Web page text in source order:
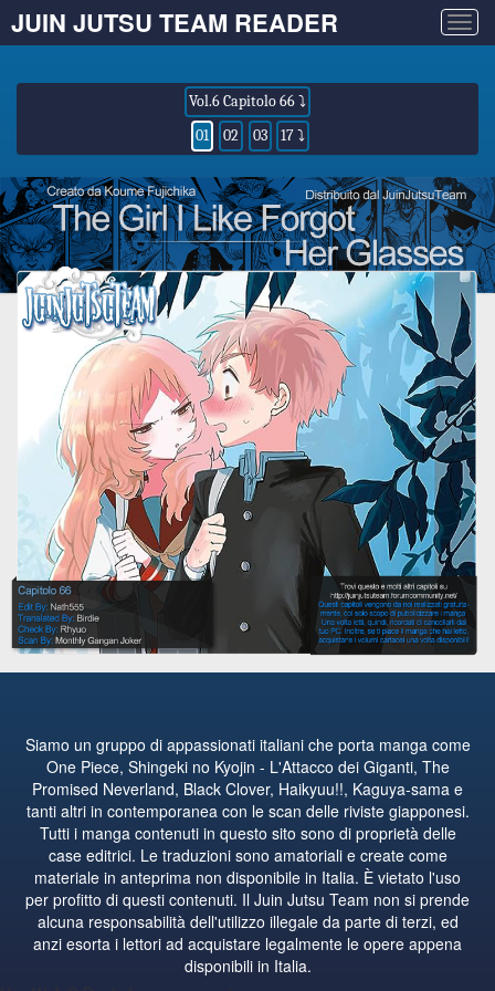
JUIN JUTSU TEAM READER
Vol.6 Capitolo 66 ⤵
01
02 03 17 ⤵
Siamo un gruppo di appassionati italiani che porta manga come
One Piece, Shingeki no Kyojin - L'Attacco dei Giganti, The
Promised Neverland, Black Clover, Haikyuu!!, Kaguya-sama e
tanti altri in contemporanea con le scan delle riviste giapponesi.
Tutti i manga contenuti in questo sito sono di proprietà delle
case editrici. Le traduzioni sono amatoriali e create come
materiale in anteprima non disponibile in Italia. È vietato l'uso
per profitto di questi contenuti. Il Juin Jutsu Team non si prende
alcuna responsabilità dell'utilizzo illegale da parte di terzi, ed
anzi esorta i lettori ad acquistare legalmente le opere appena
disponibili in Italia.